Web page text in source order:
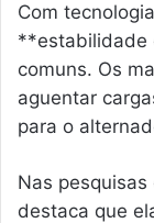
Com
**estabilidade
comuns. Os
aguentar
para o
Nas
destaca que